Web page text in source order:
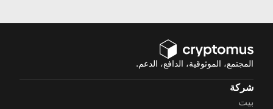
المجتمع، الموثوقية، الدافع، الدعم.
شركة
بيت